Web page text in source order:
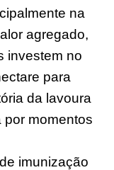
na
agregado,
investem no
para
da lavoura
por momentos
imunização